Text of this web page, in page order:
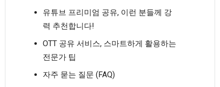
유튜브 프리미엄 공유, 이런 분들께 강
력 추천합니다!
OTT 공유 서비스, 스마트하게 활용하는
전문가 팁
자주 묻는 질문 (FAQ)